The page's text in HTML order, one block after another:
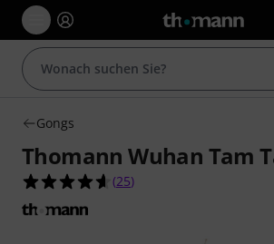
Gongs
Thomann Wuhan Tam
4.6 von 5 Sternen aus 25
(25)